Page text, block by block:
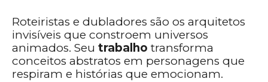
Roteiristas e dubladores são os arquitetos
invisíveis que constroem universos
animados. Seu trabalho transforma
conceitos abstratos em personagens que
respiram e histórias que emocionam.